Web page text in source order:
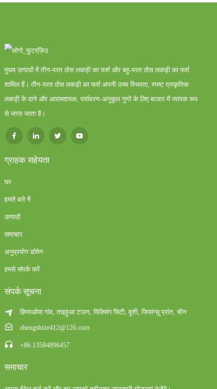
मुख्य उत्पादों में तीन-परत ठोस लकड़ी का फर्श और बहु-परत ठोस लकड़ी का फर्श
शामिल हैं। तीन-परत ठोस लकड़ी का फर्श अपनी उच्च स्थिरता, स्पष्ट प्राकृतिक
लकड़ी के दाने और आरामदायक, पर्यावरण-अनुकूल गुणों के लिए बाजार में व्यापक रूप
से जाना जाता है।
ग्राहक सहेयता
घर
हमारे बारे में
उत्पादों
समाचार
अनुप्रयोग डोमेन
हमसे संपर्क करें
संपर्क सूचना
क़ियाओया गांव, ताइहुआ टाउन, यिक्सिंग सिटी, वूशी, जियांग्सू प्रांत, चीन
zhengshize412@126.com
+86 13584896457
समाचार